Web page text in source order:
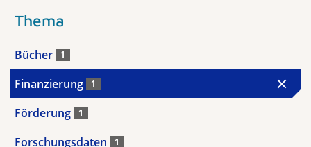
Thema
Bücher 1
Finanzierung 1
Förderung 1
Forschungsdaten 1